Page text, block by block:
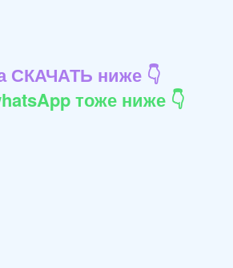
СКАЧАТЬ ниже 👇
тоже ниже 👇